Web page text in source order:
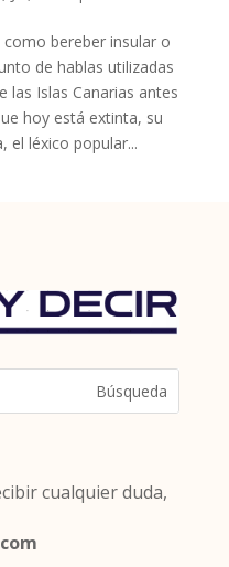
bereber insular o
de hablas utilizadas
las Islas Canarias antes
hoy está extinta, su
el léxico popular...
cualquier duda,